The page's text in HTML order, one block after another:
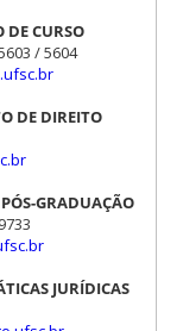
DE CURSO
/ 5604
DE DIREITO
GRADUAÇÃO
JURÍDICAS